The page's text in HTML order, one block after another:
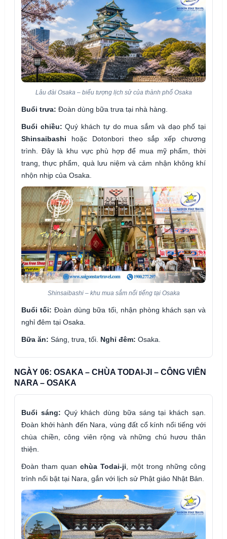
Lâu đài Osaka – biểu tượng lịch sử của thành phố Osaka
Buổi trưa: Đoàn dùng bữa trưa tại nhà hàng.
Buổi chiều: Quý khách tự do mua sắm và dạo phố tại
Shinsaibashi hoặc Dotonbori theo sắp xếp chương
trình. Đây là khu vực phù hợp để mua mỹ phẩm, thời
trang, thực phẩm, quà lưu niệm và cảm nhận không khí
nhộn nhịp của Osaka.
Shinsaibashi – khu mua sắm nổi tiếng tại Osaka
Buổi tối: Đoàn dùng bữa tối, nhận phòng khách sạn và
nghỉ đêm tại Osaka.
Bữa ăn: Sáng, trưa, tối. Nghỉ đêm: Osaka.
NGÀY 06: OSAKA – CHÙA TODAI-JI – CÔNG VIÊN
NARA – OSAKA
Buổi sáng: Quý khách dùng bữa sáng tại khách sạn.
Đoàn khởi hành đến Nara, vùng đất cổ kính nổi tiếng với
chùa chiền, công viên rộng và những chú hươu thân
thiện.
Đoàn tham quan chùa Todai-ji , một trong những công
trình nổi bật tại Nara, gắn với lịch sử Phật giáo Nhật Bản.